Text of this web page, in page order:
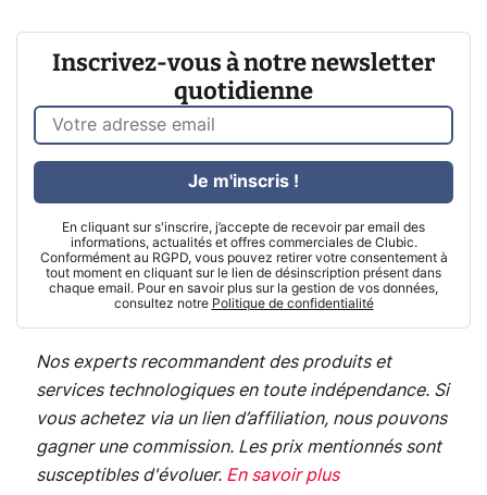
Inscrivez-vous à notre newsletter
quotidienne
En cliquant sur s'inscrire, j’accepte de recevoir par email des
informations, actualités et offres commerciales de Clubic.
Conformément au RGPD, vous pouvez retirer votre consentement à
tout moment en cliquant sur le lien de désinscription présent dans
chaque email. Pour en savoir plus sur la gestion de vos données,
consultez notre Politique de confidentialité
Je m'inscris !
Nos experts recommandent des produits et
services technologiques en toute indépendance. Si
vous achetez via un lien d’affiliation, nous pouvons
gagner une commission. Les prix mentionnés sont
susceptibles d'évoluer. En savoir plus